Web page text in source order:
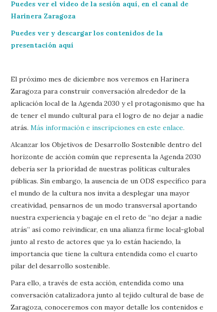
Puedes ver el video de la sesión aquí, en el canal de
Harinera Zaragoza
Puedes ver y descargar los contenidos de la
presentación aquí
El próximo mes de diciembre nos veremos en Harinera
Zaragoza para construir conversación alrededor de la
aplicación local de la Agenda 2030 y el protagonismo que ha
de tener el mundo cultural para el logro de no dejar a nadie
atrás.Más información e inscripciones en este enlace.
Alcanzar los Objetivos de Desarrollo Sostenible dentro del
horizonte de acción común que representa la Agenda 2030
debería ser la prioridad de nuestras políticas culturales
públicas. Sin embargo, la ausencia de un ODS específico para
el mundo de la cultura nos invita a desplegar una mayor
creatividad, pensarnos de un modo transversal aportando
nuestra experiencia y bagaje en el reto de “no dejar a nadie
atrás” así como reivindicar, en una alianza firme local-global
junto al resto de actores que ya lo están haciendo, la
importancia que tiene la cultura entendida como el cuarto
pilar del desarrollo sostenible.
Para ello, a través de esta acción, entendida como una
conversación catalizadora junto al tejido cultural de base de
Zaragoza, conoceremos con mayor detalle los contenidos e